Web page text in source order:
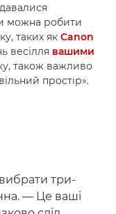
можна робити
таких як Canon
весілля вашими
також важливо
простір».
три-
— Це ваші